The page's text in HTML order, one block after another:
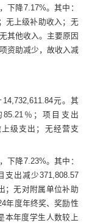
下降7.17%。其中：
；无 上级补助收入 ；无
其他收入。 主要原因
资助减少 ，故收入减
14,732,611.84元。其
85.21％；项目支出
上级支出； 无经营支
下降7.23%。其中：
支出减少371,808.57
；无对附属单位补助
年度年终奖、奖励性
本年度学生人数较上